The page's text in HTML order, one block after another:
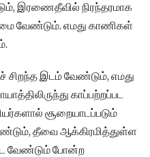
இரணைதீவில் நிரந்தரமாக
வேண்டும். எமது காணிகள்
சிறந்த இடம் வேண்டும், எமது
காப்பற்றப்பட
சூறையாடப்படும்
தீவை ஆக்கிரமித்துள்ள
வேண்டும் போன்ற